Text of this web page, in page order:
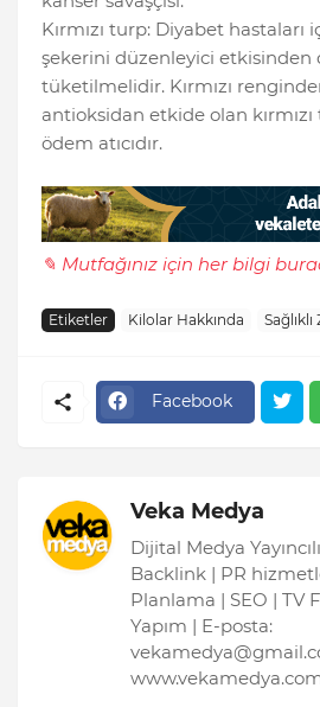
Kırmızı turp: Diyabet hastaları
şekerini düzenleyici etkisinden
tüketilmelidir. Kırmızı
antioksidan etkide olan
ödem atıcıdır.
✎ Mutfağınız için her bilgi
Etiketler Kilolar Hakkında
Facebook
Veka Medya
Dijital Medya
Backlink | PR
Planlama | SEO | TV
Yapım | E-posta: